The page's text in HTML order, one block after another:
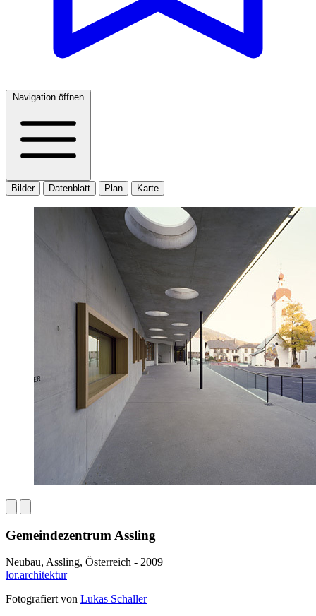
Navigation öffnen
Bilder Datenblatt Plan Karte
Gemeindezentrum Assling
Neubau, Assling, Österreich - 2009
lor.architektur
Fotografiert von Lukas Schaller